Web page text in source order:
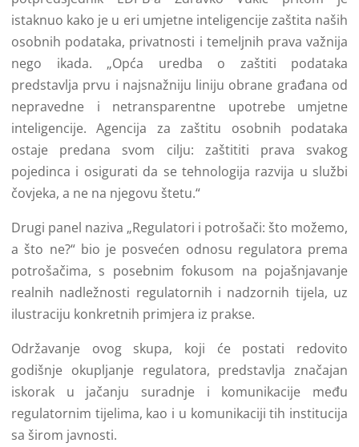
istaknuo kako je u eri umjetne inteligencije zaštita naših
osobnih podataka, privatnosti i temeljnih prava važnija
nego ikada. „Opća uredba o zaštiti podataka
predstavlja prvu i najsnažniju liniju obrane građana od
nepravedne i netransparentne upotrebe umjetne
inteligencije. Agencija za zaštitu osobnih podataka
ostaje predana svom cilju: zaštititi prava svakog
pojedinca i osigurati da se tehnologija razvija u službi
čovjeka, a ne na njegovu štetu.“
Drugi panel naziva „Regulatori i potrošači: što možemo,
a što ne?“ bio je posvećen odnosu regulatora prema
potrošačima, s posebnim fokusom na pojašnjavanje
realnih nadležnosti regulatornih i nadzornih tijela, uz
ilustraciju konkretnih primjera iz prakse.
Održavanje ovog skupa, koji će postati redovito
godišnje okupljanje regulatora, predstavlja značajan
iskorak u jačanju suradnje i komunikacije među
regulatornim tijelima, kao i u komunikaciji tih institucija
sa širom javnosti.